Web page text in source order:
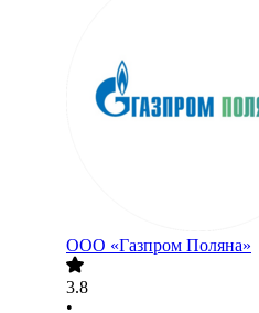
ООО «Газпром Поляна»
3.8
•